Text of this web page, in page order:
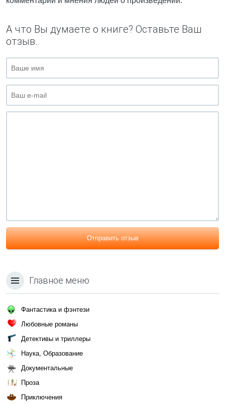
А что Вы думаете о книге? Оставьте Ваш
отзыв.
Отправить отзыв
Главное меню
Фантастика и фэнтези
Любовные романы
Детективы и триллеры
Наука, Образование
Документальные
Проза
Приключения